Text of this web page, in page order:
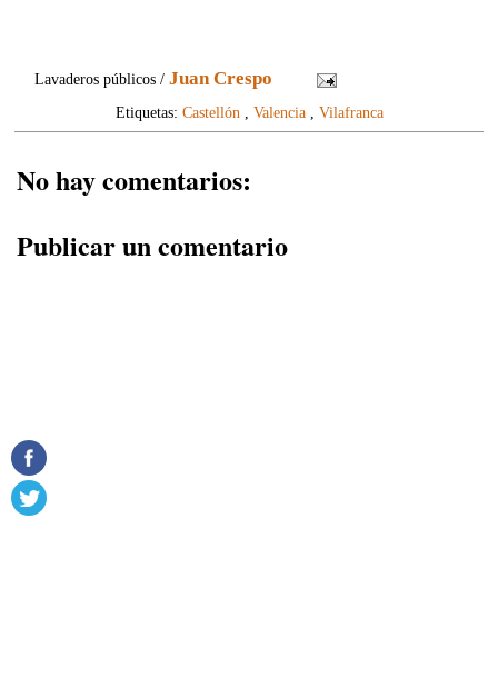
Lavaderos públicos /Juan Crespo
Etiquetas: Castellón Valencia, Vilafranca
No hay comentarios:
Publicar un comentario